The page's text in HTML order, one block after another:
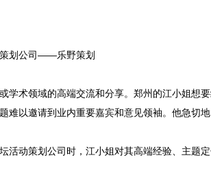
划公司——乐野策划
学术领域的高端交流和分享。郑州的江小姐想
难以邀请到业内重要嘉宾和意见领袖。他急切
活动策划公司时，江小姐对其高端经验、主题